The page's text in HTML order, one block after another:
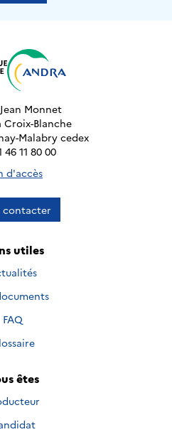
Monnet
Croix-Blanche
Malabry cedex
46 11 80 00
d'accès
contacter
utiles
FAQ
êtes